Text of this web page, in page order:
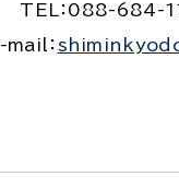
TEL：088-684-
mail：